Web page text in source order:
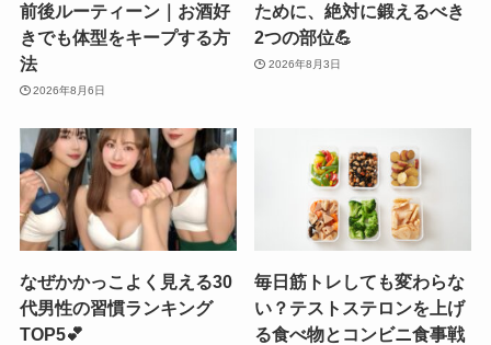
前後ルーティーン｜お酒好
きでも体型をキープする方
法
2026年8月6日
ために、絶対に鍛えるべき
2つの部位💪
2026年8月3日
なぜかかっこよく見える30
代男性の習慣ランキング
TOP5💕
毎日筋トレしても変わらな
い？テストステロンを上げ
る食べ物とコンビニ食事戦